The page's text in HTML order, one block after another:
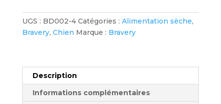
2kg
UGS : BD002-4 Catégories : Alimentation sèche,
Bravery, Chien Marque : Bravery
Description
Informations complémentaires